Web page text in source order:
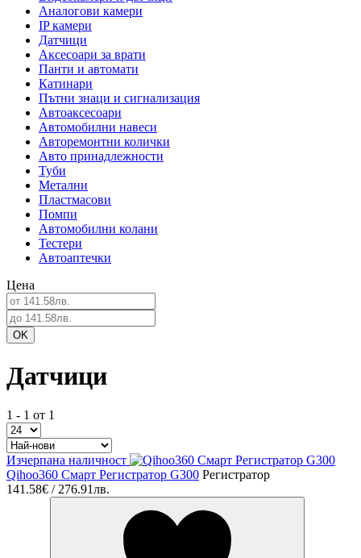
Аналогови камери
IP камери
Датчици
Аксесоари за врати
Панти и автомати
Катинари
Пътни знаци и сигнализация
Автоаксесоари
Автомобилни навеси
Авторемонтни колички
Авто принадлежности
Туби
Метални
Пластмасови
Помпи
Автомобилни колани
Тестери
Автоаптечки
Цена
Датчици
1 - 1 от 1
Изчерпана наличност
Qihoo360 Смарт Регистратор G300 Регистратор
141.58€ / 276.91лв.